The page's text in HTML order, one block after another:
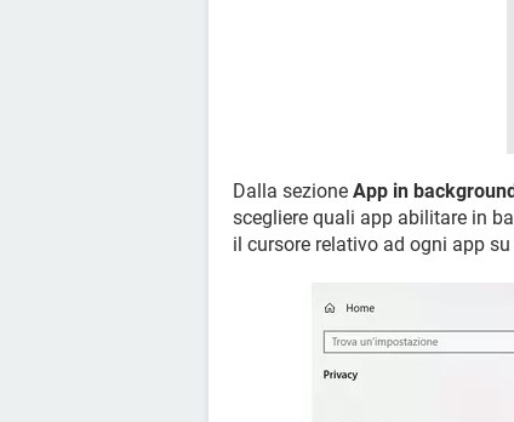
Dalla sezione App in
scegliere quali app abilitare in
il cursore relativo ad ogni app su